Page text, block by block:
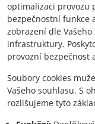
optimalizaci provozu
bezpečnostní funkce
zobrazení dle
infrastruktury.
provozní bezpečnost
Soubory cookies
Vašeho souhlasu. S
rozlišujeme tyto